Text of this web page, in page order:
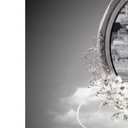
เศรษฐกิจ การผลิตไฟฟ้า
“ความ
2. เมื่อบ้านกลาย
การมาถึงของรถยนต์ไฟ
เราไปอย่างสิ้นเชิง จาก